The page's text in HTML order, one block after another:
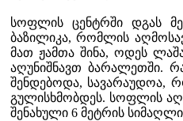
სოფლის ცენტრში დგას
ბაზილიკა, რომლის
მათ ჟამთა შინა, ოდეს
აღუნიშნავთ ბარალეთში.
შენდებოდა, სავარაუდოა,
გულისხმობდეს. სოფლის
შენახული 6 მეტრის